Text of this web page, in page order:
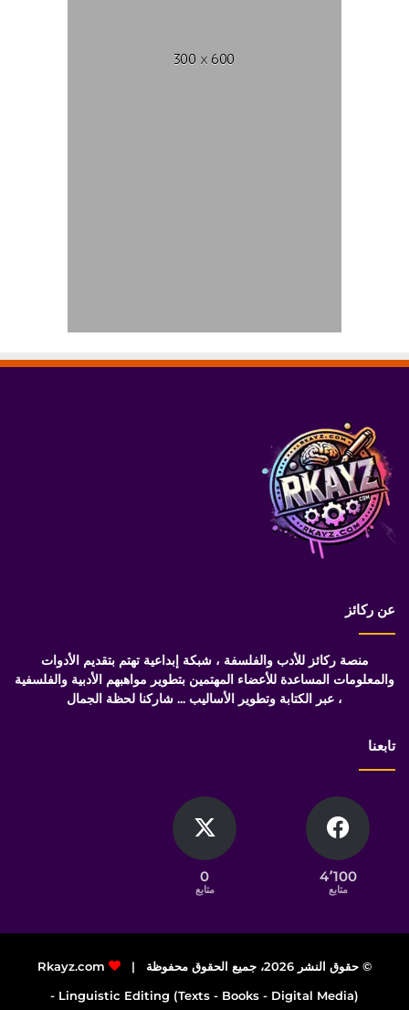
عن ركائز
منصة ركائز للأدب والفلسفة ، شبكة إبداعية تهتم بتقديم الأدوات
والمعلومات المساعدة للأعضاء المهتمين بتطوير مواهبهم الأدبية والفلسفية
، عبر الكتابة وتطوير الأساليب ... شاركنا لحظة الجمال
تابعنا
4٬100
متابع
0
متابع
© حقوق النشر 2026، جميع الحقوق محفوظة |
Rkayz.com
Linguistic Editing (Texts - Books - Digital Media) -